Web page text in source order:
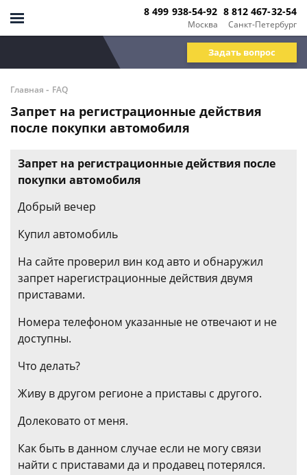
Москва
8 499 938-54-92
Санкт-Петербург
8 812 467-32-54
Задать вопрос
Главная - FAQ
Запрет на регистрационные действия
после покупки автомобиля
Запрет на регистрационные действия после
покупки автомобиля
Добрый вечер
Купил автомобиль
На сайте проверил вин код авто и обнаружил
запрет нарегистрационные действия двумя
приставами.
Номера телефоном указанные не отвечают и не
доступны.
Что делать?
Живу в другом регионе а приставы с другого.
Долековато от меня.
Как быть в данном случае если не могу связи
найти с приставами да и продавец потерялся.